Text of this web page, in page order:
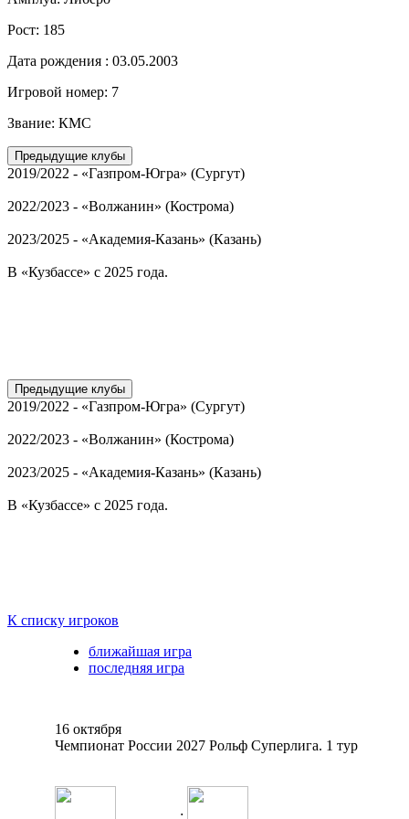
Рост: 185
Дата рождения : 03.05.2003
Игровой номер: 7
Звание: КМС
Предыдущие клубы
2019/2022 - «Газпром-Югра» (Сургут)
2022/2023 - «Волжанин» (Кострома)
2023/2025 - «Академия-Казань» (Казань)
В «Кузбассе» с 2025 года.
Предыдущие клубы
2019/2022 - «Газпром-Югра» (Сургут)
2022/2023 - «Волжанин» (Кострома)
2023/2025 - «Академия-Казань» (Казань)
В «Кузбассе» с 2025 года.
К списку игроков
ближайшая игра
последняя игра
16 октября
Чемпионат России 2027 Рольф Суперлига. 1 тур
: